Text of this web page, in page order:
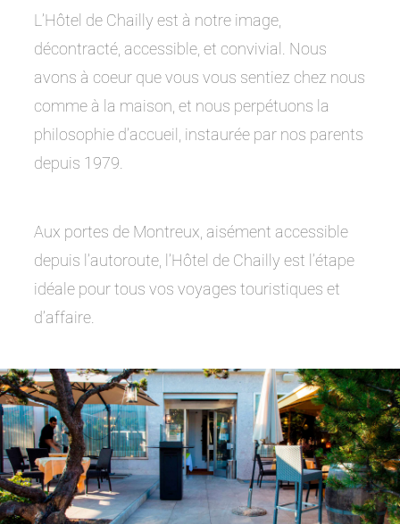
L’Hôtel de Chailly est à notre image,
décontracté, accessible, et convivial. Nous
avons à coeur que vous vous sentiez chez nous
comme à la maison, et nous perpétuons la
philosophie d’accueil, instaurée par nos parents
depuis 1979.
Aux portes de Montreux, aisément accessible
depuis l’autoroute, l’Hôtel de Chailly est l’étape
idéale pour tous vos voyages touristiques et
d’affaire.